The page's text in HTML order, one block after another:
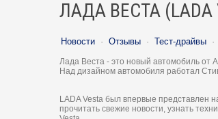
ЛАДА ВЕСТА (LADA
Новости · Отзывы · Тест-драйвы ·
Лада Веста - это новый автомобиль от
Над дизайном автомобиля работал
LADA Vesta был впервые представлен
прочитать свежие новости, узнать